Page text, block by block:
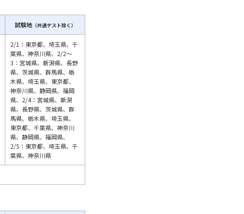
試験地（共通テスト除く）
2/1：東京都、埼玉県、千
葉県、神奈川県、2/2～
3：宮城県、新潟県、長野
県、茨城県、群馬県、栃
木県、埼玉県、東京都、
神奈川県、静岡県、福岡
県、2/4：宮城県、新潟
県、長野県、茨城県、群
馬県、栃木県、埼玉県、
東京都、千葉県、神奈川
県、静岡県、福岡県、
2/5：東京都、埼玉県、千
葉県、神奈川県